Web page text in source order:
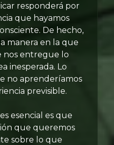
responderá por
que hayamos
De hecho,
manera en la que
nos entregue lo
inesperada. Lo
no aprenderíamos
previsible.
esencial es que
que queremos
sobre lo que